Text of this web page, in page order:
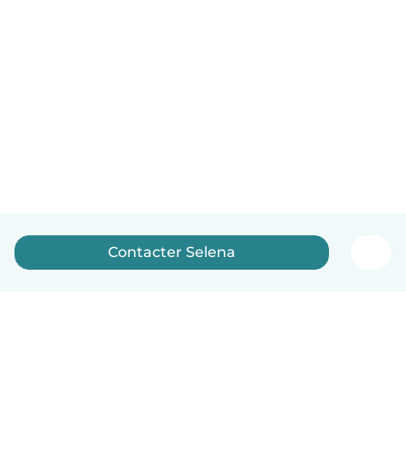
Contacter Selena